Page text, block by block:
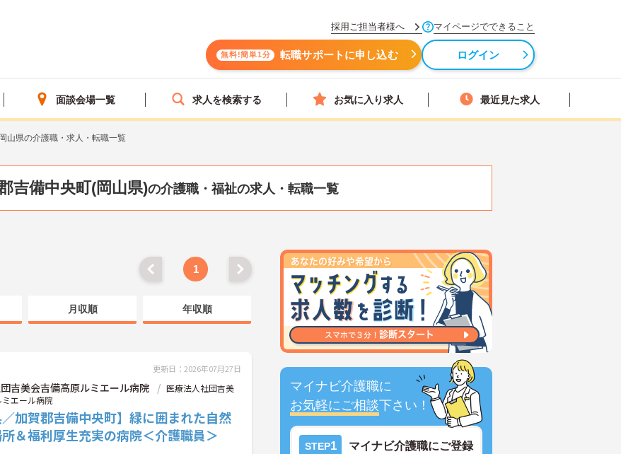
採用ご担当者様へ マイページでできること
無料!簡単1分 転職サポートに申し込む ログイン
面談会場一覧 求人を検索する お気に入り求人 最近見た求人
岡山県の介護職・求人・転職一覧
吉備中央町(岡山県)の介護職・福祉の求人・転職一覧
マイナビ介護職に
お気軽にご相談下さい！
STEP1 マイナビ介護職にご登録
1
月収順 年収順
更新日：2026年07月27日
吉美会吉備高原ルミエール病院
医療法人社団吉美
エール病院
／加賀郡吉備中央町】緑に囲まれた自然
＆福利厚生充実の病院＜介護職員＞